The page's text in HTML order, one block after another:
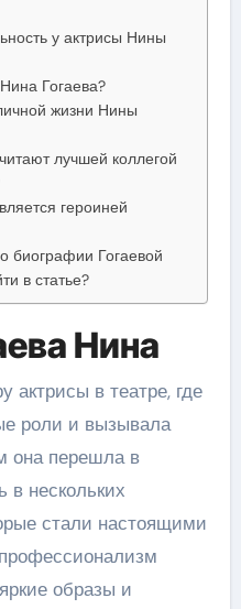
у актрисы Нины
Гогаева?
жизни Нины
лучшей коллегой
героиней
биографии Гогаевой
в статье?
Нина
актрисы в театре, где
роли и вызывала
она перешла в
в нескольких
стали настоящими
образы и